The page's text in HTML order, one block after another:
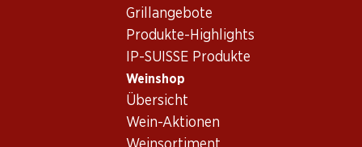
Grillangebote
Produkte-Highlights
IP-SUISSE Produkte
Weinshop
Übersicht
Wein-Aktionen
Vorderseite
(107)